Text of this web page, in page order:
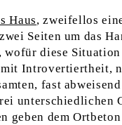
Haus, zweifellos
Seiten um das
diese
Introvertiertheit,
fast
unterschiedlichen
geben dem